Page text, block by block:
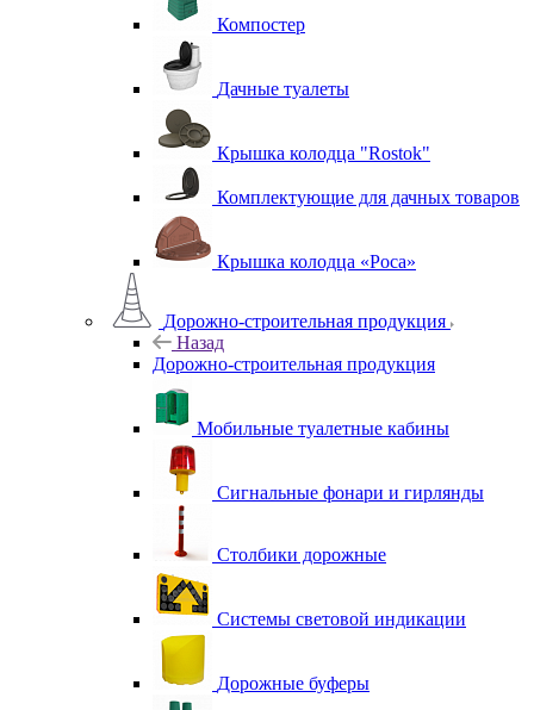
Компостер
Дачные туалеты
Крышка колодца "Rostok"
Комплектующие для дачных товаров
Крышка колодца «Роса»
Дорожно-строительная продукция
Назад
Дорожно-строительная продукция
Мобильные туалетные кабины
Сигнальные фонари и гирлянды
Столбики дорожные
Системы световой индикации
Дорожные буферы